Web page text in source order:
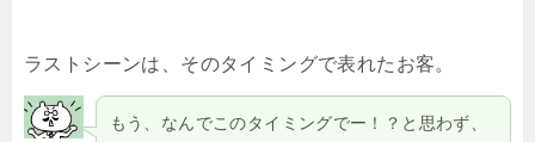
ラストシーンは、そのタイミングで表れたお客。
もう、なんでこのタイミングでー！？と思わず、